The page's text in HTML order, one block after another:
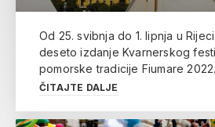
Od 25. svibnja do 1. lipnja u
deseto izdanje Kvarnerskog
pomorske tradicije Fiumare 2022.
ČITAJTE DALJE